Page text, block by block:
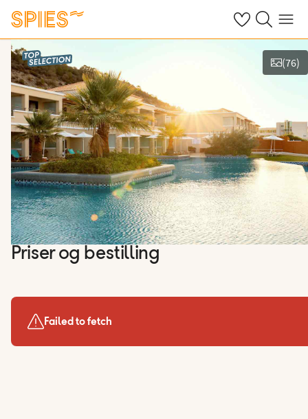
Se dine gemte
Søg påMenu
Vis billeder
(76)
Priser og bestilling
Failed to fetch